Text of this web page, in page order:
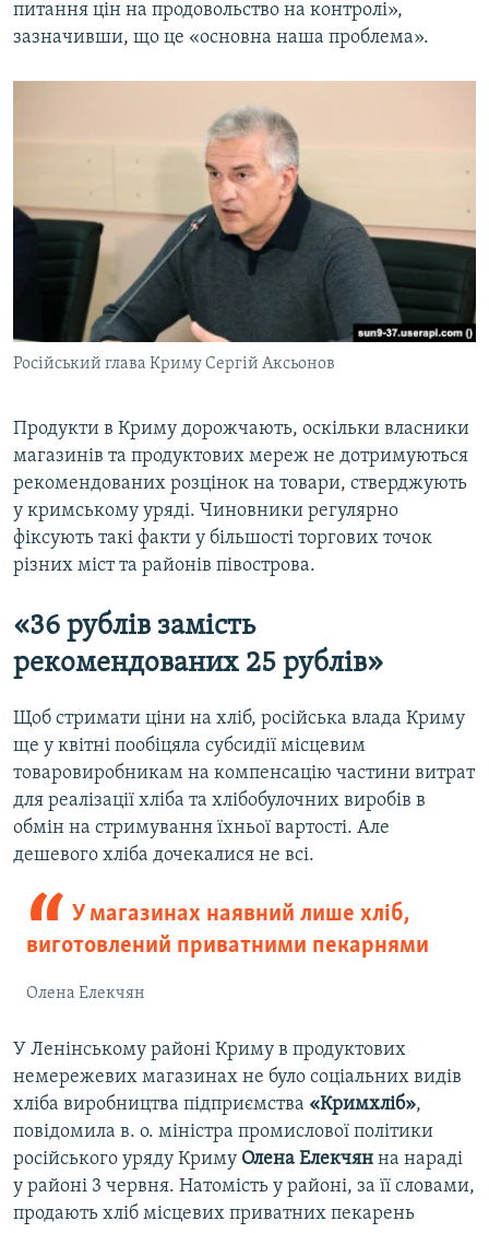
питання цін на продовольство на контролі»,
зазначивши, що це «основна наша проблема».
Російський глава Криму Сергій Аксьонов
Продукти в Криму дорожчають, оскільки власники
магазинів та продуктових мереж не дотримуються
рекомендованих розцінок на товари, стверджують
у кримському уряді. Чиновники регулярно
фіксують такі факти у більшості торгових точок
різних міст та районів півострова.
«36 рублів замість
рекомендованих 25 рублів»
Щоб стримати ціни на хліб, російська влада Криму
ще у квітні пообіцяла субсидії місцевим
товаровиробникам на компенсацію частини витрат
для реалізації хліба та хлібобулочних виробів в
обмін на стримування їхньої вартості. Але
дешевого хліба дочекалися не всі.
У магазинах наявний лише хліб,
виготовлений приватними пекарнями
Олена Елекчян
У Ленінському районі Криму в продуктових
немережевих магазинах не було соціальних видів
хліба виробництва підприємства «Кримхліб»,
повідомила в. о. міністра промислової політики
російського уряду Криму Олена Елекчян на нараді
у районі 3 червня. Натомість у районі, за її словами,
продають хліб місцевих приватних пекарень